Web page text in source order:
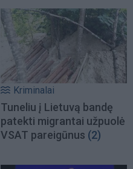
Kriminalai
Tuneliu į Lietuvą bandę
patekti migrantai užpuolė
VSAT pareigūnus (2)